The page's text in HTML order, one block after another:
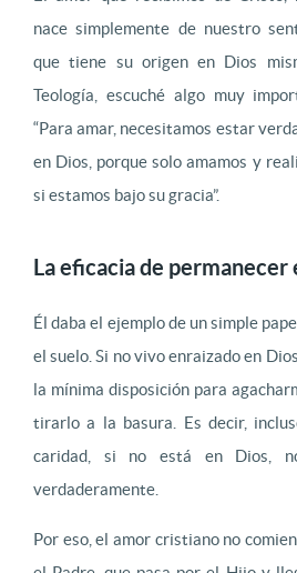
nace simplemente de nuestro
que tiene su origen en Dios
Teología, escuché algo muy
“Para amar, necesitamos estar
en Dios, porque solo amamos y
si estamos bajo su gracia”.
La eficacia de permanecer
Él daba el ejemplo de un simple
el suelo. Si no vivo enraizado en
la mínima disposición para
tirarlo a la basura. Es decir,
caridad, si no está en Dios,
verdaderamente.
Por eso, el amor cristiano no